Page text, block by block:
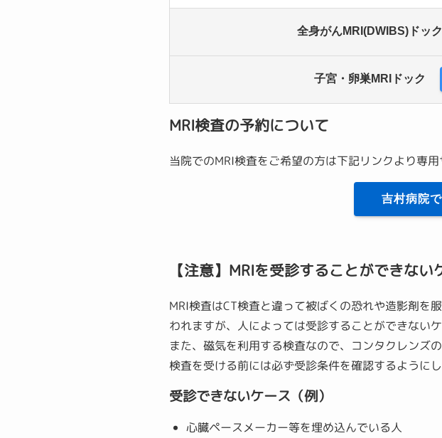
全身がんMRI(DWIBS)ドック
子宮・卵巣MRIドック
MRI検査の予約について
当院でのMRI検査をご希望の方は下記リンクより専用
吉村病院
【注意】MRIを受診することができない
MRI検査はCT検査と違って被ばくの恐れや造影剤を
われますが、人によっては受診することができないケ
また、磁気を利用する検査なので、コンタクレンズ
検査を受ける前には必ず受診条件を確認するようにし
受診できないケース（例）
心臓ペースメーカー等を埋め込んでいる人